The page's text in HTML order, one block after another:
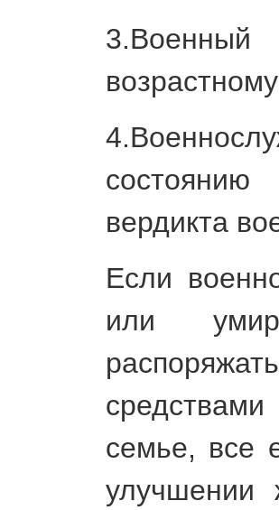
вердикта
Если
или
семье, все
улучшении